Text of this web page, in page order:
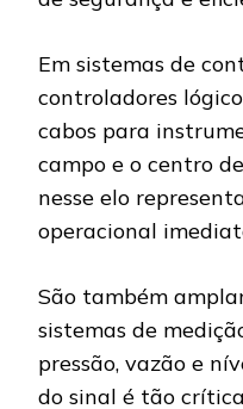
Em sistemas de
controladores
cabos para
campo e o centro
nesse elo
operacional
São também
sistemas de
pressão, vazão e
do sinal é tão